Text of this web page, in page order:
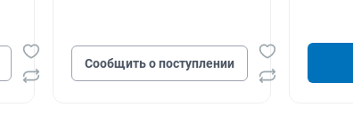
Сообщить о поступлении